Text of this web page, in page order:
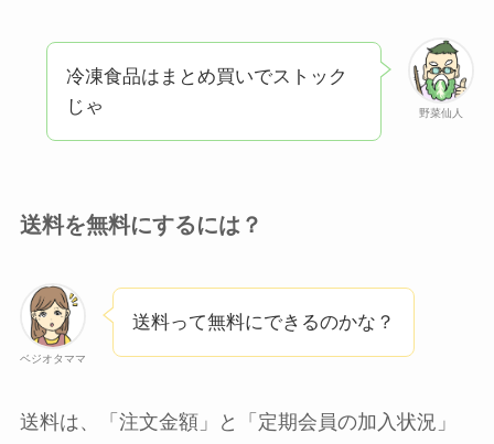
野菜仙人
冷凍食品はまとめ買いでストック
じゃ
送料を無料にするには？
ベジオタママ
送料って無料にできるのかな？
送料は、「注文金額」と「定期会員の加入状況」